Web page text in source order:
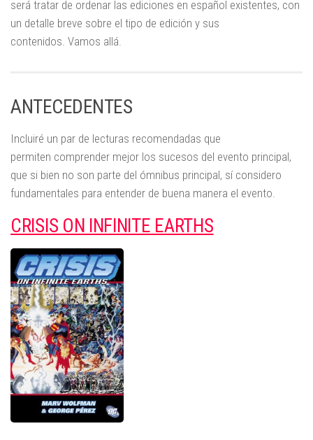
será tratar de ordenar las ediciones en español existentes, con
un detalle breve sobre el tipo de edición y sus
contenidos. Vamos allá.
ANTECEDENTES
Incluiré un par de lecturas recomendadas que
permiten comprender mejor los sucesos del evento principal,
que si bien no son parte del ómnibus principal, sí considero
fundamentales para entender de buena manera el evento.
CRISIS ON INFINITE EARTHS